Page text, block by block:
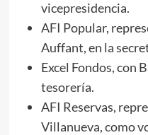
vicepresidencia.
AFI Popular,
Auffant, en la
Excel Fondos, con
tesorería.
AFI Reservas,
Villanueva, como